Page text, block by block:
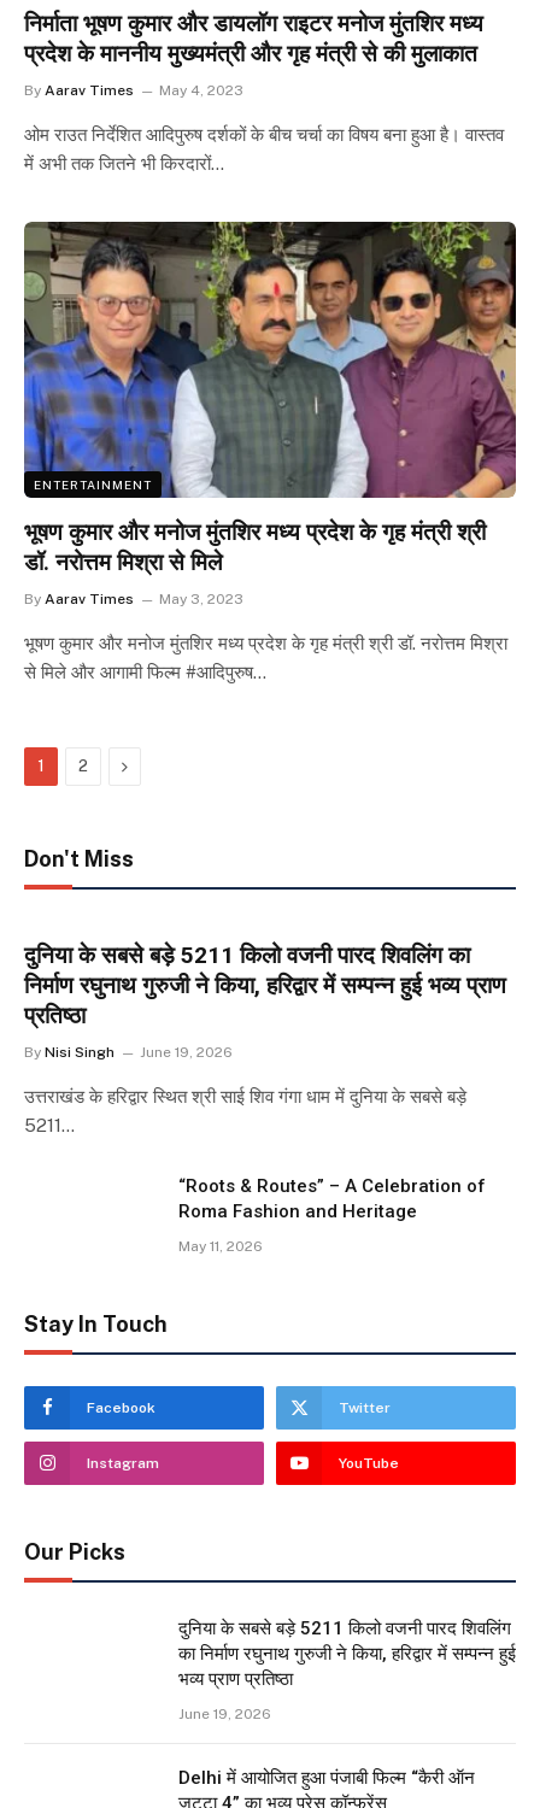
निर्माता भूषण कुमार और डायलॉग राइटर मनोज मुंतशिर मध्य
प्रदेश के माननीय मुख्यमंत्री और गृह मंत्री से की मुलाकात
By Aarav Times May 4, 2023
ओम राउत निर्देशित आदिपुरुष दर्शकों के बीच चर्चा का विषय बना हुआ है। वास्तव
में अभी तक जितने भी किरदारों…
ENTERTAINMENT
भूषण कुमार और मनोज मुंतशिर मध्य प्रदेश के गृह मंत्री श्री
डॉ. नरोत्तम मिश्रा से मिले
By Aarav Times May 3, 2023
भूषण कुमार और मनोज मुंतशिर मध्य प्रदेश के गृह मंत्री श्री डॉ. नरोत्तम मिश्रा
से मिले और आगामी फिल्म #आदिपुरुष…
1 2 Next
Don't Miss
दुनिया के सबसे बड़े 5211 किलो वजनी पारद शिवलिंग का
निर्माण रघुनाथ गुरुजी ने किया, हरिद्वार में सम्पन्न हुई भव्य प्राण
प्रतिष्ठा
By Nisi Singh June 19, 2026
उत्तराखंड के हरिद्वार स्थित श्री साई शिव गंगा धाम में दुनिया के सबसे बड़े
5211…
“Roots & Routes” – A Celebration of
Roma Fashion and Heritage
May 11, 2026
Stay In Touch
Facebook Twitter
Instagram YouTube
Our Picks
दुनिया के सबसे बड़े 5211 किलो वजनी पारद शिवलिंग
का निर्माण रघुनाथ गुरुजी ने किया, हरिद्वार में सम्पन्न हुई
भव्य प्राण प्रतिष्ठा
June 19, 2026
Delhi में आयोजित हुआ पंजाबी फिल्म “कैरी ऑन
जट्टा 4” का भव्य प्रेस कॉन्फ्रेंस